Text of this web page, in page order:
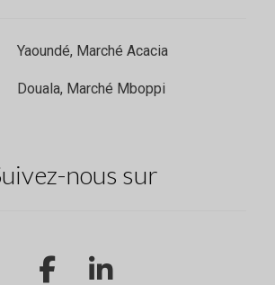
Yaoundé, Marché Acacia
Douala, Marché Mboppi
nous sur